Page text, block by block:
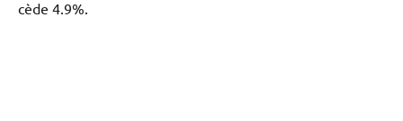
cède 4.9%.